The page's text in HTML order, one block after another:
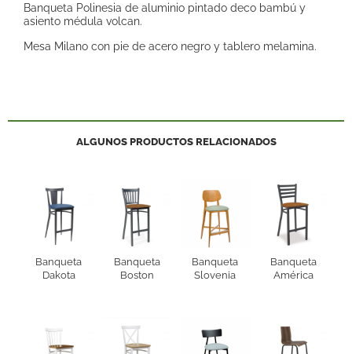
Banqueta Polinesia de aluminio pintado deco bambú y
asiento médula volcan.
Mesa Milano con pie de acero negro y tablero melamina.
ALGUNOS PRODUCTOS RELACIONADOS
Banqueta
Dakota
Banqueta
Boston
Banqueta
Slovenia
Banqueta
América